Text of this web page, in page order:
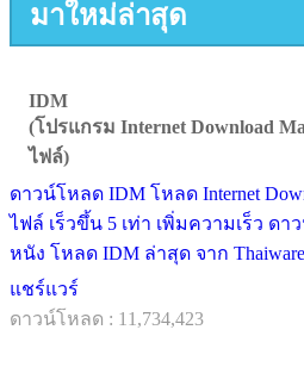
มาใหม่ล่าสุด
IDM
(โปรแกรม Internet Download
ไฟล์)
ดาวน์โหลด IDM โหลด Internet
ไฟล์ เร็วขึ้น 5 เท่า เพิ่มความเร็ว ด
หนัง โหลด IDM ล่าสุด จาก
แชร์แวร์
ดาวน์โหลด : 11,734,423